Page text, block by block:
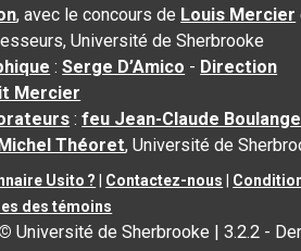
, avec le concours de Louis Mercier
Université de Sherbrooke
:Serge D’Amico - Direction
Mercier
:feu Jean-Claude
Théoret, Université de
Usito ? Contactez-nous
des témoins
© Université de Sherbrooke |3.2.2 -